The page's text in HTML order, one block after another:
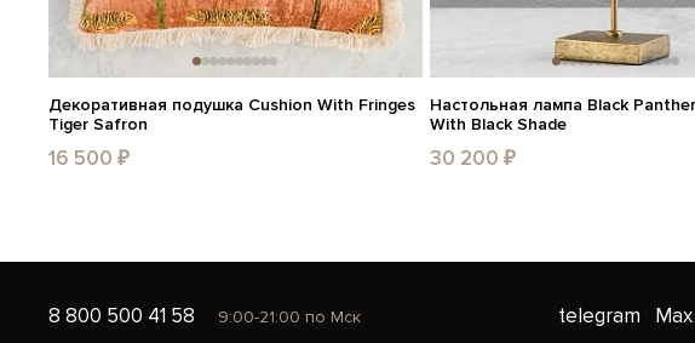
Декоративная подушка Cushion With Fringes
Tiger Safron
16 500 ₽
Настольная лампа Black
With Black Shade
30 200 ₽
8 800 500 41 58 9:00-21:00 по Мск telegram Max